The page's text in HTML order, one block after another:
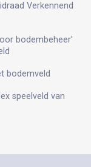
Verkennend
bodembeheer’
bodemveld
speelveld van